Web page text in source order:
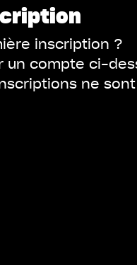
inscription ?
un compte ci-
ne